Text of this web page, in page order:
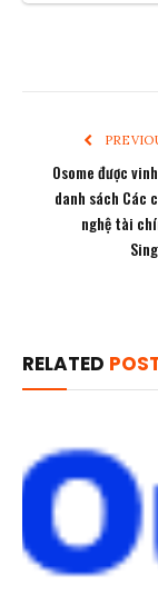
Osome được
danh sách Các
nghệ tài
RELATED